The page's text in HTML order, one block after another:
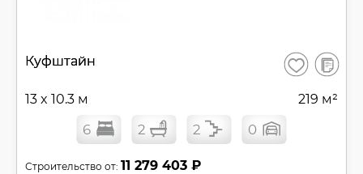
Куфштайн Сохранить
В
13 x 10.3 м 219 м²
6 2 2 0
Строительство от: 11 279 403 ₽